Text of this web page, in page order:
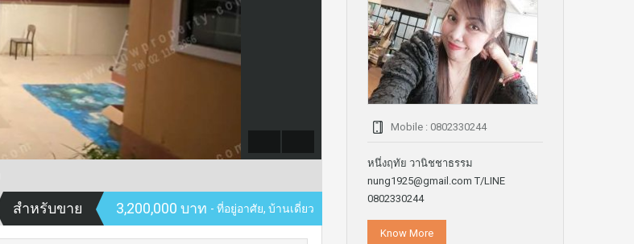
สำหรับขาย 3,200,000 บาท - ที่อยู่อาศัย, บ้านเดี่ยว
Mobile : 0802330244
หนึ่งฤทัย วานิชชาธรรม
nung1925@gmail.com T/LINE
0802330244
Know More